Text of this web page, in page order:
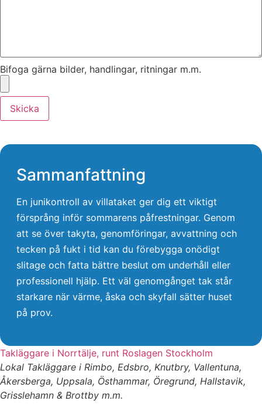
Bifoga gärna bilder, handlingar, ritningar m.m.
Skicka
Sammanfattning
En junikontroll av villataket ger dig ett viktigt
försprång inför sommarens påfrestningar. Genom
att se över takyta, genomföringar, avvattning och
tecken på fukt i tid kan du förebygga onödigt
slitage och fatta bättre beslut om underhåll eller
professionell hjälp. Ett väl genomgånget tak står
starkare när värme, åska och skyfall sätter huset
på prov.
Takläggare i Norrtälje, runt Roslagen Stockholm
Lokal Takläggare i Rimbo, Edsbro, Knutbry, Vallentuna,
Åkersberga, Uppsala, Östhammar, Öregrund, Hallstavik,
Grisslehamn & Brottby m.m.